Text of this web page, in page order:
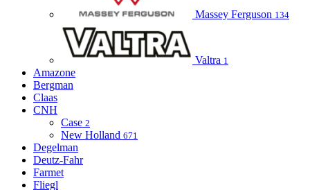
Massey Ferguson 134
Valtra 1
Amazone
Bergman
Claas
CNH
Case 2
New Holland 671
Degelman
Deutz-Fahr
Farmet
Fliegl